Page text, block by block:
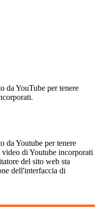
da YouTube per tenere
da Youtube per tenere
di Youtube incorporati
del sito web sta
dell'interfaccia di